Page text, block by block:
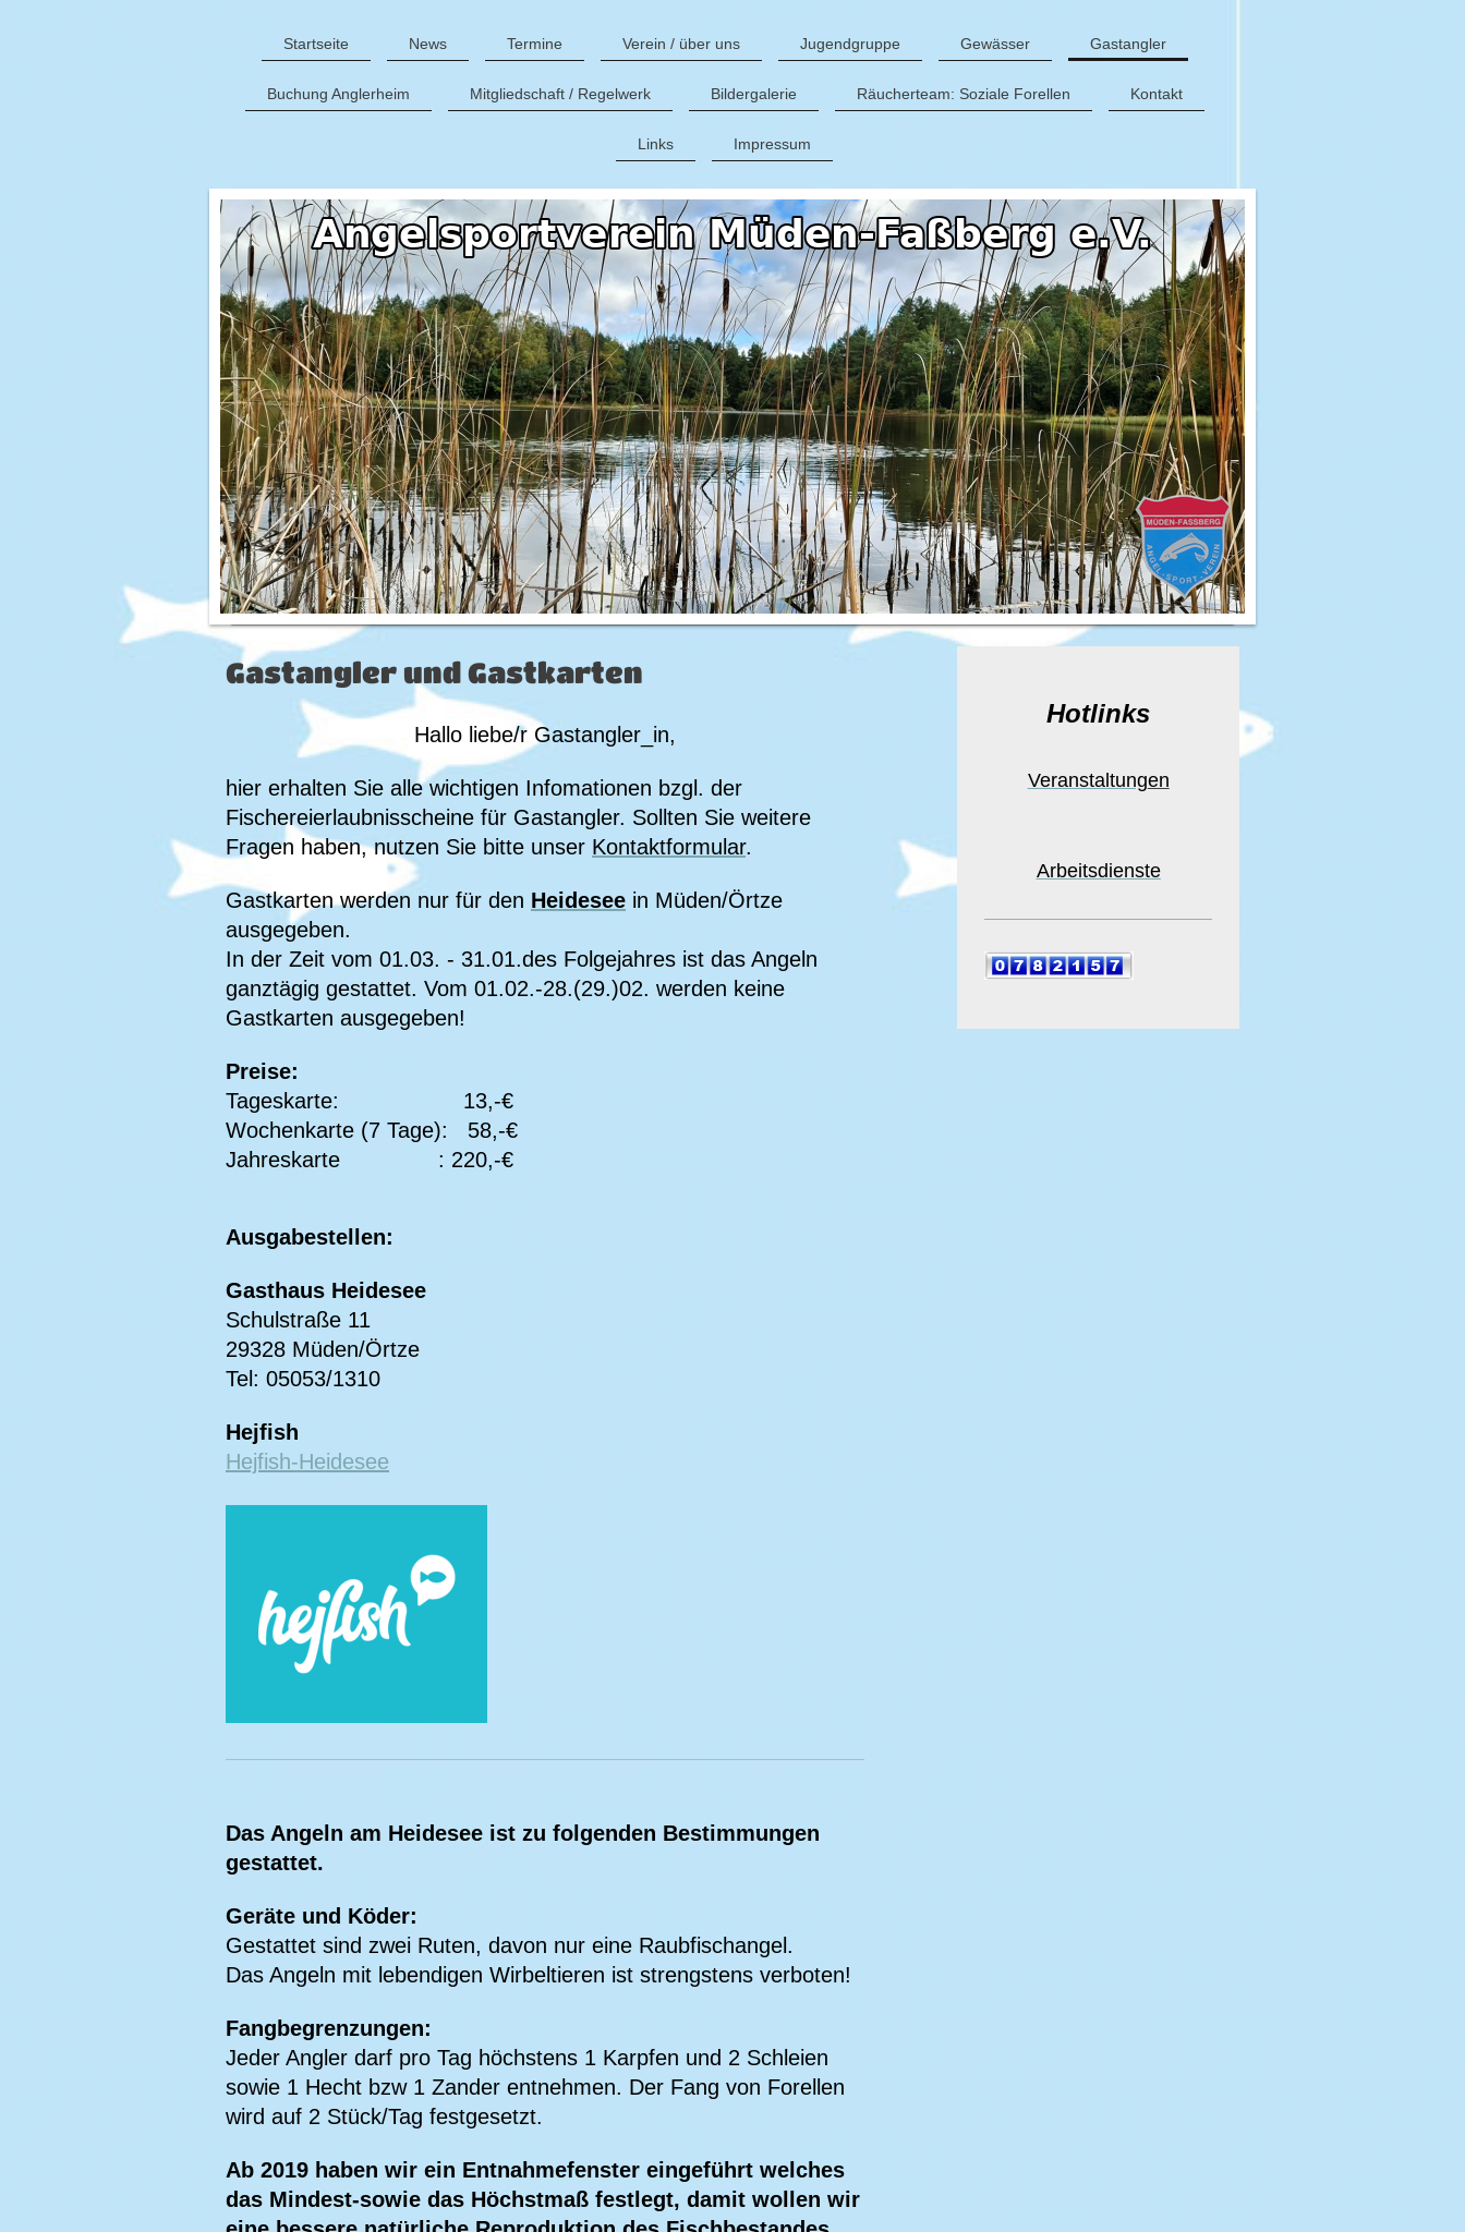
Startseite News Termine Verein / über uns Jugendgruppe Gewässer Gastangler
Buchung Anglerheim Mitgliedschaft / Regelwerk Bildergalerie Räucherteam: Soziale Forellen Kontakt
Links Impressum
Gastangler und Gastkarten
Hallo liebe/r Gastangler_in,
hier erhalten Sie alle wichtigen Infomationen bzgl. der
Fischereierlaubnisscheine für Gastangler. Sollten Sie weitere
Fragen haben, nutzen Sie bitte unser Kontaktformular.
Gastkarten werden nur für den Heidesee in Müden/Örtze
ausgegeben.
In der Zeit vom 01.03. - 31.01.des Folgejahres ist das Angeln
ganztägig gestattet. Vom 01.02.-28.(29.)02. werden keine
Gastkarten ausgegeben!
Preise:
Tageskarte: 13,-€
Wochenkarte (7 Tage): 58,-€
Jahreskarte : 220,-€
Ausgabestellen:
Gasthaus Heidesee
Schulstraße 11
29328 Müden/Örtze
Tel: 05053/1310
Hejfish
Hejfish-Heidesee
Das Angeln am Heidesee ist zu folgenden Bestimmungen
gestattet.
Geräte und Köder:
Gestattet sind zwei Ruten, davon nur eine Raubfischangel.
Das Angeln mit lebendigen Wirbeltieren ist strengstens verboten!
Fangbegrenzungen:
Jeder Angler darf pro Tag höchstens 1 Karpfen und 2 Schleien
sowie 1 Hecht bzw 1 Zander entnehmen. Der Fang von Forellen
wird auf 2 Stück/Tag festgesetzt.
Ab 2019 haben wir ein Entnahmefenster eingeführt welches
das Mindest-sowie das Höchstmaß festlegt, damit wollen wir
Hotlinks
Veranstaltungen
Arbeitsdienste